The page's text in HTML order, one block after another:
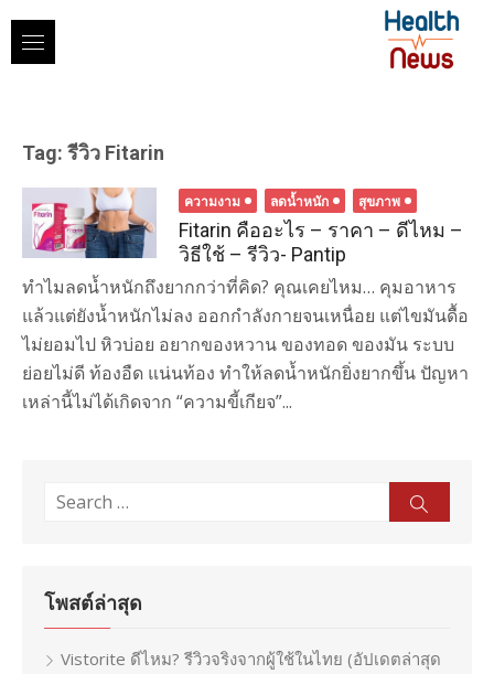
content
Tag: รีวิว Fitarin
ความงาม ลดน้ำหนัก สุขภาพ
Fitarin คืออะไร – ราคา – ดีไหม –
วิธีใช้ – รีวิว- Pantip
ทำไมลดน้ำหนักถึงยากกว่าที่คิด? คุณเคยไหม… คุมอาหาร
แล้วแต่ยังน้ำหนักไม่ลง ออกกำลังกายจนเหนื่อย แต่ไขมันดื้อ
ไม่ยอมไป หิวบ่อย อยากของหวาน ของทอด ของมัน ระบบ
ย่อยไม่ดี ท้องอืด แน่นท้อง ทำให้ลดน้ำหนักยิ่งยากขึ้น ปัญหา
เหล่านี้ไม่ได้เกิดจาก “ความขี้เกียจ”...
Search
โพสต์ล่าสุด
Vistorite ดีไหม? รีวิวจริงจากผู้ใช้ในไทย (อัปเดตล่าสุด